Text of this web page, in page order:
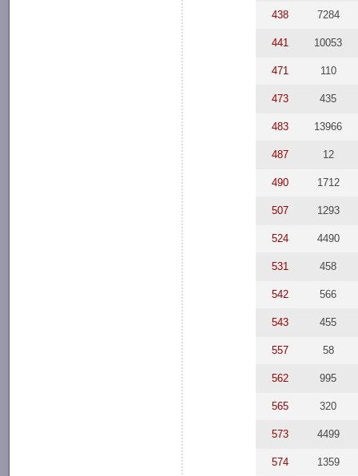
438 7284
441 10053
471 110
473 435
483 13966
487 12
490 1712
507 1293
524 4490
531 458
542 566
543 455
557 58
562 995
565 320
573 4499
574 1359